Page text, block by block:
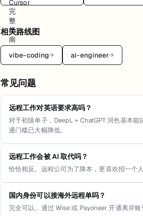
相关路线图
vibe-coding→ ai-engineer→
常见问题
远程工作对英语要求高吗？
对于初级单子，DeepL + ChatGPT 润色基本
通门槛已大幅降低。
远程工作会被 AI 取代吗？
恰恰相反。远程公司为了降本，更喜欢招一个
国内身份可以接海外远程单吗？
完全可以。通过 Wise 或 Payoneer 开通离岸